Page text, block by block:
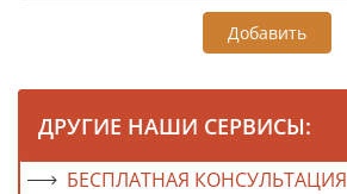
Добавить
ДРУГИЕ НАШИ СЕРВИСЫ:
БЕСПЛАТНАЯ КОНСУЛЬТАЦИЯ